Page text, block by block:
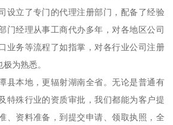
设立了专门的代理注册部门，配备了经验
门经理从事工商代办多年，对各地区公司
业务等流程了如指掌，对各行业公司注册
为熟悉。
县本地，更辐射湖南全省。无论是普通有
特殊行业的资质审批，我们都能为客户提
、资料准备，到提交申请、领取执照，全